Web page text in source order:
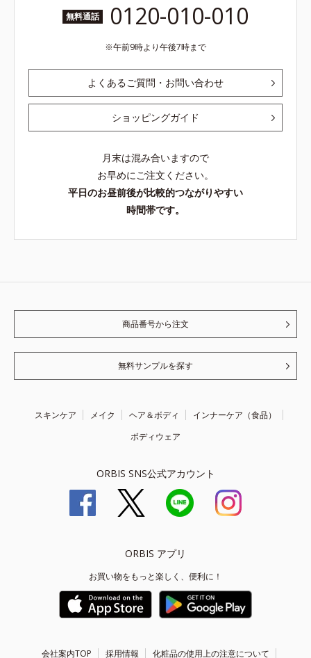
無料通話 0120-010-010
午前9時より午後7時まで
よくあるご質問・お問い合わせ
ショッピングガイド
月末は混み合いますので
お早めにご注文ください。
平日のお昼前後が比較的つながりやすい
時間帯です。
商品番号から注文
無料サンプルを探す
スキンケア メイク ヘア＆ボディ
インナーケア（食品）
ボディウェア
ORBIS SNS公式アカウント
ORBIS アプリ
お買い物をもっと楽しく、便利に！
会社案内TOP 採用情報 化粧品の使用上の注意について